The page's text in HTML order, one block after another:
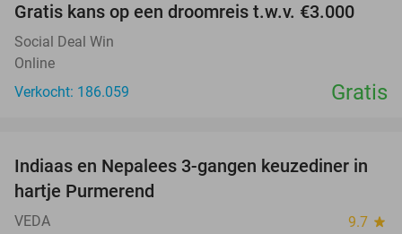
Gratis kans op een droomreis t.w.v. €3.000
Social Deal Win
Online
Verkocht: 186.059
Gratis
41%
Indiaas en Nepalees 3-gangen keuzediner in
hartje Purmerend
VEDA 9.7 star